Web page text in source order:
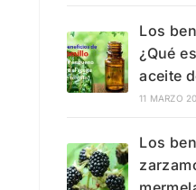
Los
¿Qué
aceite
11 MARZO
Los